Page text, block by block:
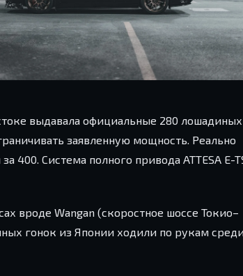
выдавала официальные 280 лошадиных
заявленную мощность. Реально
400. Система полного привода ATTESA E-
вроде Wangan (скоростное шоссе Токио–
гонок из Японии ходили по рукам